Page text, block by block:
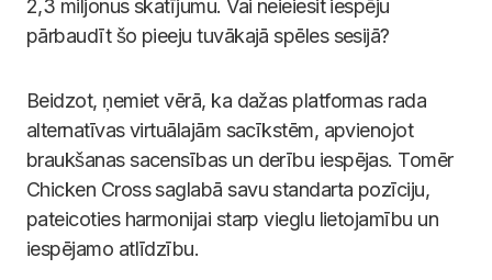
2,3 miljonus skatījumu. Vai neieiesit iespēju
pārbaudīt šo pieeju tuvākajā spēles sesijā?
Beidzot, ņemiet vērā, ka dažas platformas rada
alternatīvas virtuālajām sacīkstēm, apvienojot
braukšanas sacensības un derību iespējas. Tomēr
Chicken Cross saglabā savu standarta pozīciju,
pateicoties harmonijai starp vieglu lietojamību un
iespējamo atlīdzību.